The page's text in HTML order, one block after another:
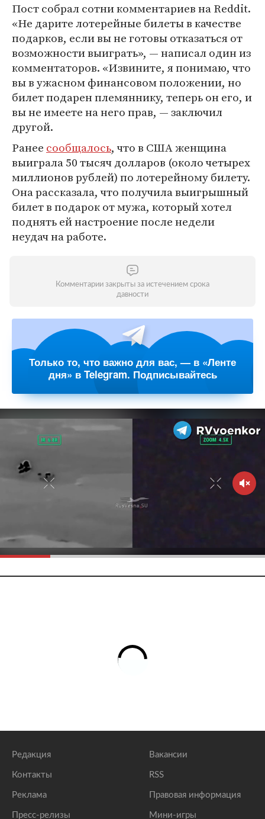
Пост собрал сотни комментариев на Reddit.
«Не дарите лотерейные билеты в качестве
подарков, если вы не готовы отказаться от
возможности выиграть», — написал один из
комментаторов. «Извините, я понимаю, что
вы в ужасном финансовом положении, но
билет подарен племяннику, теперь он его, и
вы не имеете на него прав, — заключил
другой.
Ранее сообщалось, что в США женщина
выиграла 50 тысяч долларов (около четырех
миллионов рублей) по лотерейному билету.
Она рассказала, что получила выигрышный
билет в подарок от мужа, который хотел
поднять ей настроение после недели
неудач на работе.
Комментарии закрыты за истечением срока
давности
Только то, что важно для вас, — в «Ленте
дня» в Telegram. Подписывайтесь
Редакция
Контакты
Реклама
Пресс-релизы
Вакансии
RSS
Правовая информация
Мини-игры